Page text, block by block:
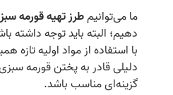
ما می‌توانیمطرز تهیه قورمه
دهیم؛ البته باید توجه داشته
با استفاده از مواد اولیه تازه
دلیلی قادر به پختن قورمه
گزینه‌ای مناسب باشد.